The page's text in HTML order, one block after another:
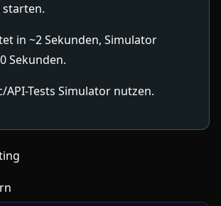
in ~2 Sekunden, Simulator
Sekunden.
API-Tests Simulator nutzen.